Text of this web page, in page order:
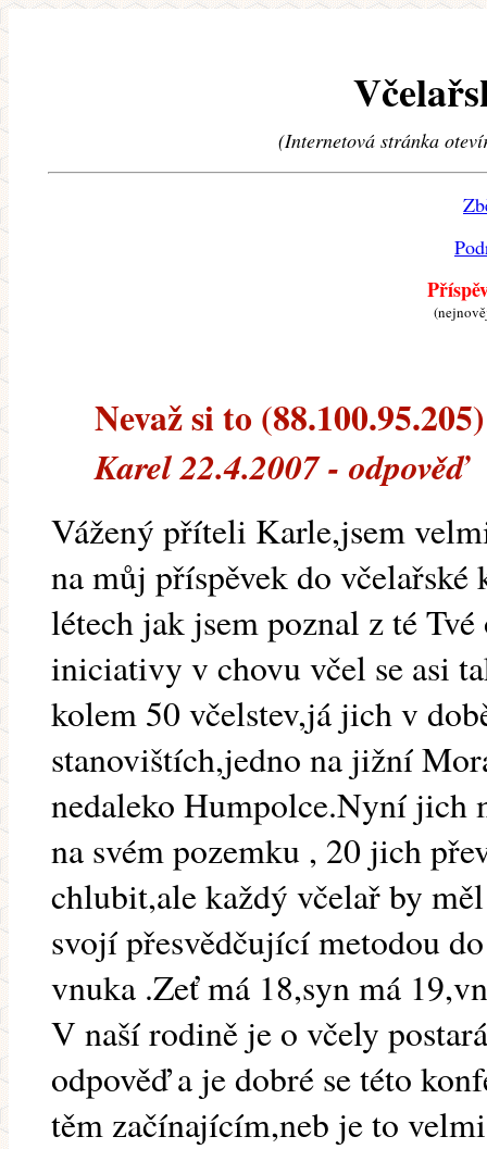
(Internetová stránka
Nevaž si to
Karel 22.4.2007 - odpověď
Vážený příteli Karle,jsem
na můj příspěvek do
létech jak jsem poznal z té
iniciativy v chovu včel se asi
kolem 50 včelstev,já jich v
stanovištích,jedno na jižní
nedaleko Humpolce.Nyní jich
na svém pozemku , 20 jich
chlubit,ale každý včelař by
svojí přesvědčující metodou
vnuka .Zeť má 18,syn má
V naší rodině je o včely
odpověď a je dobré se této
těm začínajícím,neb je to